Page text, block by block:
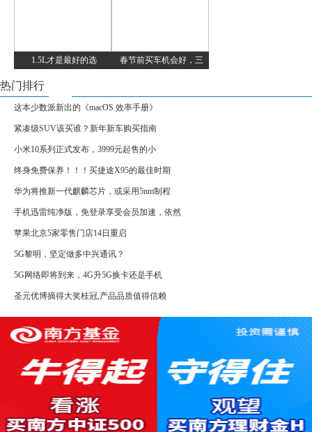
1.5L才是最好的选 春节前买车机会好，三
热门排行
这本少数派新出的《macOS 效率手册》
紧凑级SUV该买谁？新年新车购买指南
小米10系列正式发布，3999元起售的小
终身免费保养！！！买捷途X95的最佳时期
华为将推新一代麒麟芯片，或采用5nm制程
手机迅雷纯净版，免登录享受会员加速，依然
苹果北京5家零售门店14日重启
5G黎明，坚定做多中兴通讯？
5G网络即将到来，4G升5G换卡还是手机
圣元优博摘得大奖桂冠,产品品质值得信赖